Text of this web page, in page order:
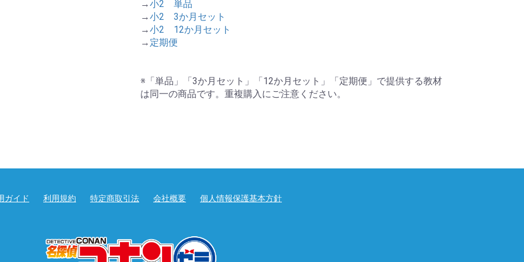
→小2 単品
→小2 3か月セット
→小2 12か月セット
→ 定期便
※「単品」「3か月セット」「12か月セット」「定期便」で提供する教材
は同一の商品です。重複購入にご注意ください。
ガイド 利用規約 特定商取引法 会社概要 個人情報保護基本方針